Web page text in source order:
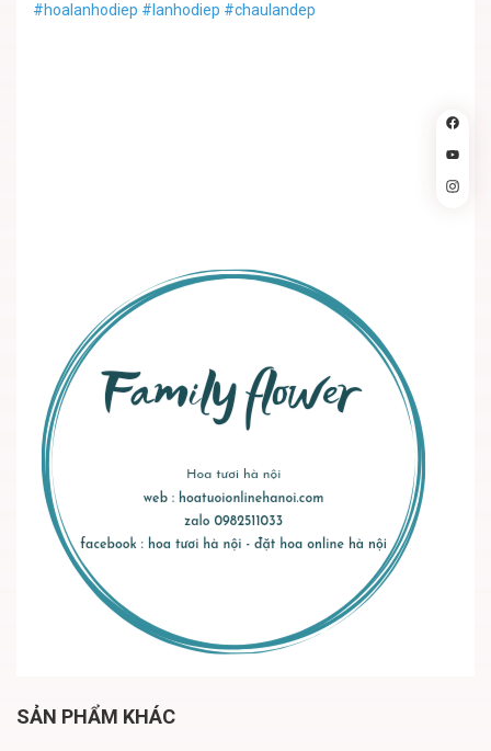
#hoalanhodiep #lanhodiep #chaulandep
SẢN PHẨM KHÁC